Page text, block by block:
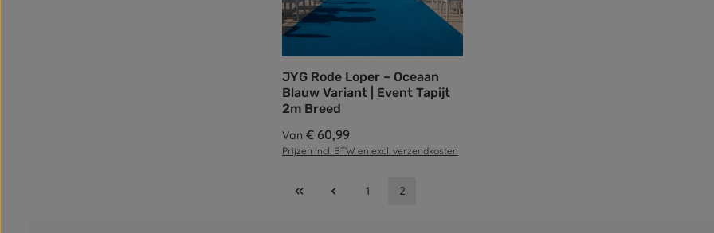
JYG Rode Loper – Oceaan
Blauw Variant | Event Tapijt
2m Breed
Normale prijs:
Van € 60,99
Prijzen incl. BTW en excl. verzendkosten
Pagina
1 Pagina
2